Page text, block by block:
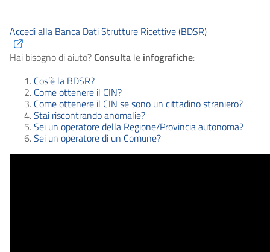
Accedi alla Banca Dati Strutture Ricettive (BDSR)
Hai bisogno di aiuto?Consulta le infografiche:
Cos’è la BDSR?
Come ottenere il CIN?
Come ottenere il CIN se sono un cittadino straniero?
Stai riscontrando anomalie?
Sei un operatore della Regione/Provincia autonoma?
Sei un operatore di un Comune?